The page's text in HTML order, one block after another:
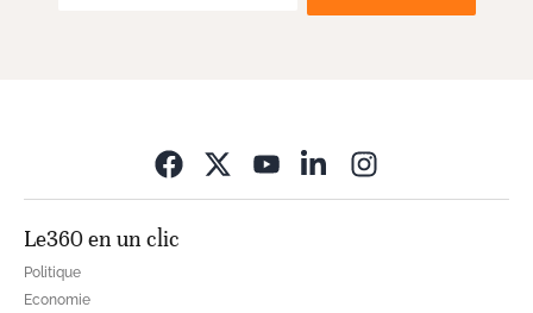
Le360 en un clic
Politique
Economie